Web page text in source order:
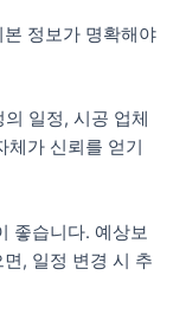
본 정보가 명확해야
일정, 시공 업체
가 신뢰를 얻기
좋습니다. 예상보
, 일정 변경 시 추